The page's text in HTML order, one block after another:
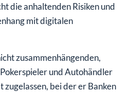
die anhaltenden Risiken und
mit digitalen
zusammenhängenden,
und Autohändler
bei der er Banken